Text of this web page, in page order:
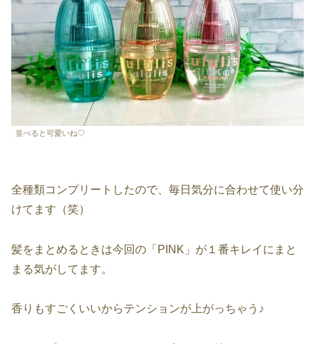
並べると可愛いね♡
全種類コンプリートしたので、毎日気分に合わせて使い分
けてます（笑）
髪をまとめるときは今回の「PINK」が１番キレイにまと
まる気がしてます。
香りもすごくいいからテンションが上がっちゃう♪